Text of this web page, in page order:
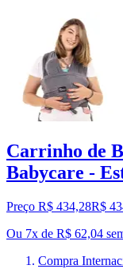
Carrinho de
Babycare -
Preço R$ 434,28R$
Ou 7x de R$ 62,04
Compra